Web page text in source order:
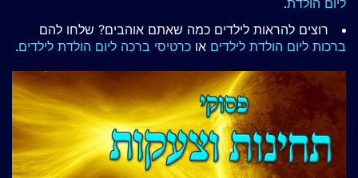
רוצים להראות לילדים כמה שאתם אוהבים? שלחו להם
ברכות ליום הולדת לילדים או כרטיסי ברכה ליום הולדת לילדים.